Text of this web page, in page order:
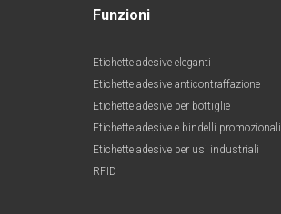
Funzioni
Etichette adesive eleganti
Etichette adesive anticontraffazione
Etichette adesive per bottiglie
Etichette adesive e bindelli promozionali
Etichette adesive per usi industriali
RFID